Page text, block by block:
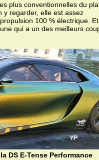
plus conventionnelles du
y regarder, elle est assez
100 % électrique.
qui a un des meilleurs
DS E-Tense Performance